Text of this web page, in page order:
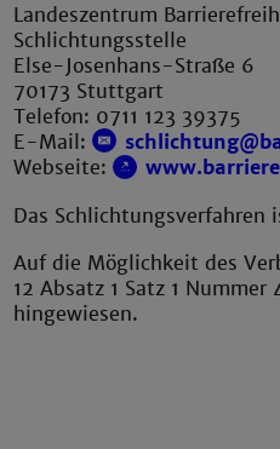
Landeszentrum
Schlichtungsstelle
Else-Josenhans-Straße 6
70173 Stuttgart
Telefon: 0711 123 39375
E-Mail:
Webseite:
Das
Auf die Möglichkeit des
12 Absatz 1 Satz 1 Nummer
hingewiesen.